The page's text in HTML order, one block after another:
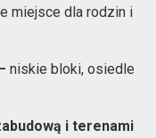
miejsce dla rodzin i
niskie bloki, osiedle
i terenami